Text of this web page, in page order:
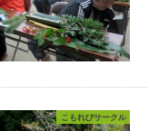
こもれびサークル